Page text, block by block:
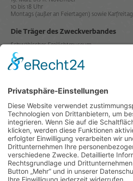
10 bis 18 Uhr
Montags (außer an Feiertagen) sowie
Die Träger des Zweckverbandes
Schwäbisches Freilichtmuseum
Illerbeuren sind der
Datenschutz
Impressum
Links